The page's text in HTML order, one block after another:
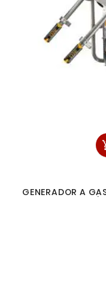
GENERADOR A
ON